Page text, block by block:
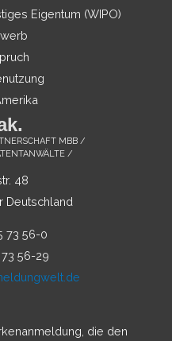
Eigentum (WIPO)
MBB /
/
48
Deutschland
73 56-0
73 56-29
die den